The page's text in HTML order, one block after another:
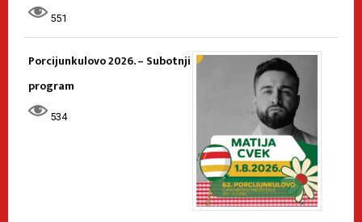
551
Porcijunkulovo 2026. – Subotnji
program
534